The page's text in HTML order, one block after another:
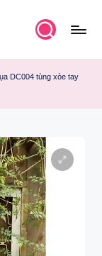
DC004 tùng xòe tay